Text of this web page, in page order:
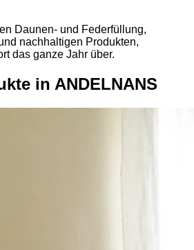
Daunen- und Federfüllung,
nachhaltigen Produkten,
das ganze Jahr über.
in ANDELNANS